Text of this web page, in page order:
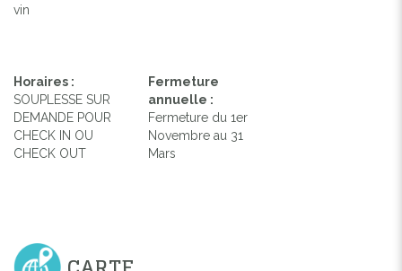
vin
Horaires :
SOUPLESSE SUR
DEMANDE POUR
CHECK IN OU
CHECK OUT
Fermeture
annuelle :
Fermeture du 1er
Novembre au 31
Mars